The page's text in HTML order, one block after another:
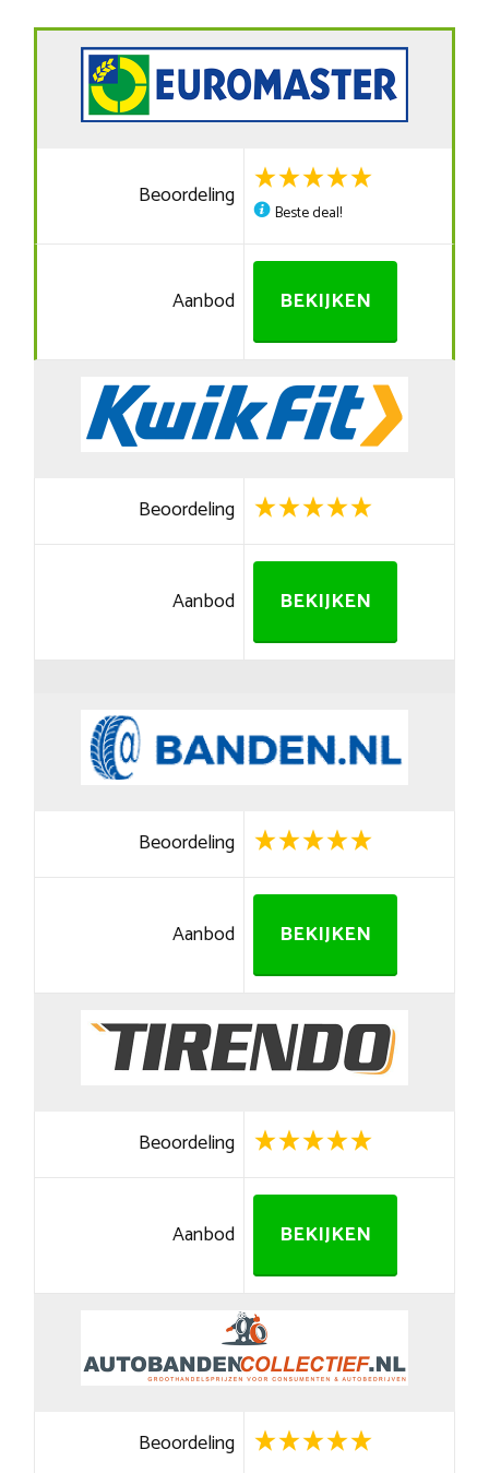
Beoordeling
Beste deal!
Aanbod BEKIJKEN
Beoordeling
Aanbod BEKIJKEN
Beoordeling
Aanbod BEKIJKEN
Beoordeling
Aanbod BEKIJKEN
Beoordeling